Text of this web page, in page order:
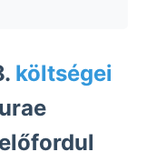
költségei